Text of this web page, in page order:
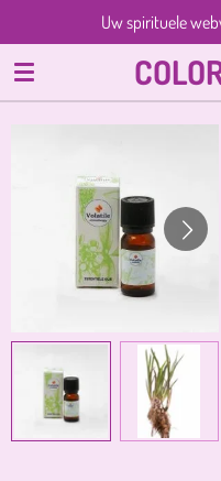
direct
naar
de
Uw spirituele